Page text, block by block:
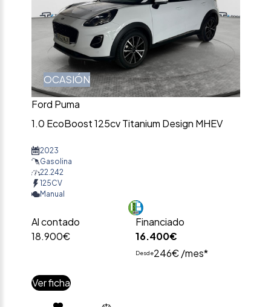
OCASIÓN
Ford Puma
1.0 EcoBoost 125cv Titanium Design MHEV
2023
Gasolina
22.242
125CV
Manual
Al contado
18.900€
Financiado
16.400€
Desde246€ /mes*
Ver ficha